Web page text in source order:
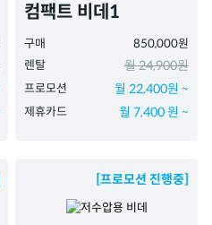
컴팩트 비데1
구매
850,000원
렌탈
월 24,900원
프로모션 월 22,400원 ~
제휴카드 월 7,400 원 ~
[프로모션 진행중]